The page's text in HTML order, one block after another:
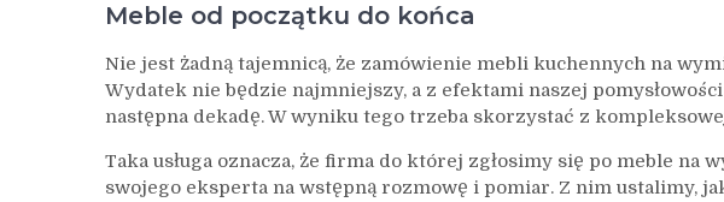
Meble od początku do końca
Nie jest żadną tajemnicą, że zamówienie mebli kuchennych na
Wydatek nie będzie najmniejszy, a z efektami naszej
następna dekadę. W wyniku tego trzeba skorzystać z
Taka usługa oznacza, że firma do której zgłosimy się po meble na
swojego eksperta na wstępną rozmowę i pomiar. Z nim ustalimy,